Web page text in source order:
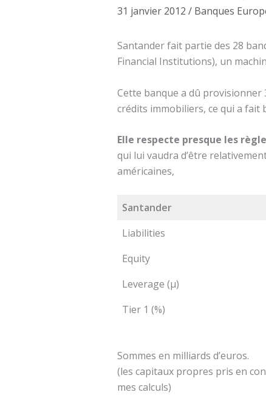
31 janvier 2012 / Banques
Santander fait partie des 28
Financial Institutions), un
Cette banque a dû provisionner
crédits immobiliers, ce qui a fait
Elle respecte presque les
qui lui vaudra d’être
américaines,
Santander
Liabilities
Equity
Leverage (µ)
Tier 1 (%)
Sommes en milliards d’euros.
(les capitaux propres pris en
mes calculs)